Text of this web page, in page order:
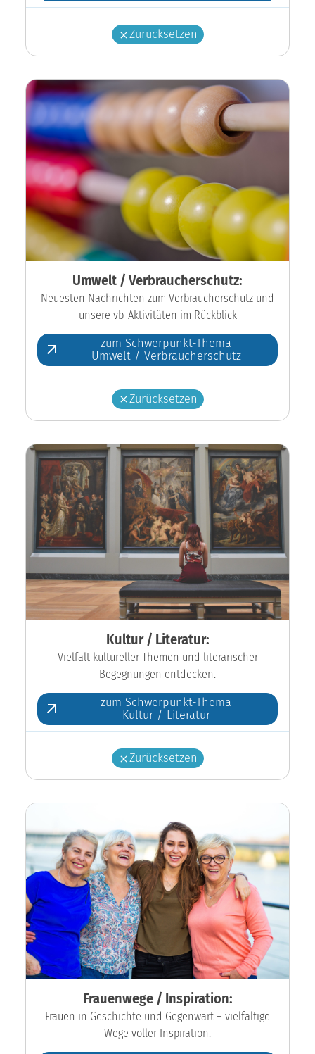
Zurücksetzen
Umwelt / Verbraucherschutz:
Neuesten Nachrichten zum Verbraucherschutz und
unsere vb-Aktivitäten im Rückblick
zum Schwerpunkt-Thema
Umwelt / Verbraucherschutz
Zurücksetzen
Kultur / Literatur:
Vielfalt kultureller Themen und literarischer
Begegnungen entdecken.
zum Schwerpunkt-Thema
Kultur / Literatur
Zurücksetzen
Frauenwege / Inspiration:
Frauen in Geschichte und Gegenwart – vielfältige
Wege voller Inspiration.